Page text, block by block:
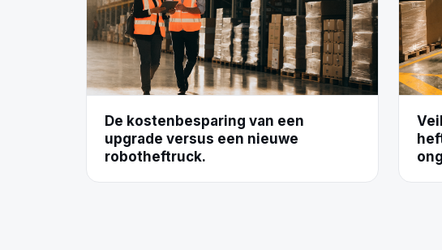
De kostenbesparing van een
upgrade versus een nieuwe
robotheftruck.